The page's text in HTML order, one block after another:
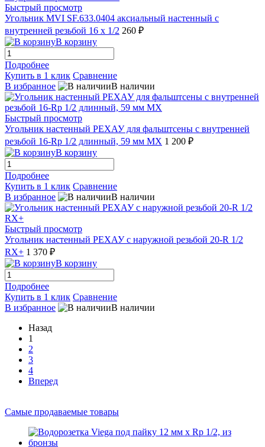
Быстрый просмотр
Угольник MVI SF.633.0404 аксиальный настенный с
внутренней резьбой 16 x 1/2 260 ₽
В корзину
Подробнее
Купить в 1 клик Сравнение
В избранное
В наличии
Быстрый просмотр
Угольник настенный РЕХАУ для фальштсены с внутренней
резьбой 16-Rp 1/2 длинный, 59 мм MX 1 200 ₽
В корзину
Подробнее
Купить в 1 клик Сравнение
В избранное
В наличии
Быстрый просмотр
Угольник настенный РЕХАУ с наружной резьбой 20-R 1/2
RX+ 1 370 ₽
В корзину
Подробнее
Купить в 1 клик Сравнение
В избранное
В наличии
Назад
1
2
3
4
Вперед
Самые продаваемые товары